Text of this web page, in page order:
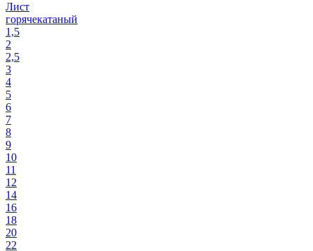
Лист
горячекатаный
1,5
2
2,5
3
4
5
6
7
8
9
10
11
12
14
16
18
20
22